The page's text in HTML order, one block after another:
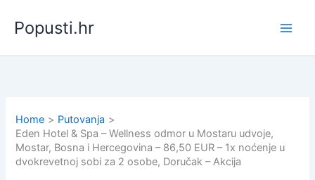
content
Popusti.hr
Home
Putovanja
Eden Hotel & Spa – Wellness odmor u Mostaru udvoje,
Mostar, Bosna i Hercegovina – 86,50 EUR – 1x noćenje u
dvokrevetnoj sobi za 2 osobe, Doručak – Akcija